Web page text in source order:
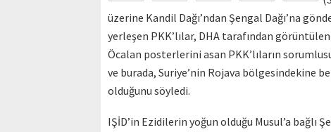
üzerine Kandil Dağı’ndan Şengal Dağı’na
yerleşen PKK’lılar, DHA tarafından
Öcalan posterlerini asan PKK’lıların
ve burada, Suriye’nin Rojava bölgesindekine
olduğunu söyledi.
IŞİD’in Ezidilerin yoğun olduğu Musul’a